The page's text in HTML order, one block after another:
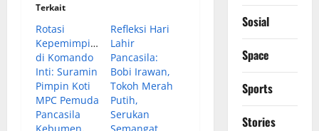
Terkait
Rotasi
Kepemimpinan
di Komando
Inti: Suramin
Pimpin Koti
MPC Pemuda
Pancasila
Kebumen,
Refleksi Hari
Lahir
Pancasila:
Bobi Irawan,
Tokoh Merah
Putih,
Serukan
Semangat
Sosial
Space
Sports
Stories